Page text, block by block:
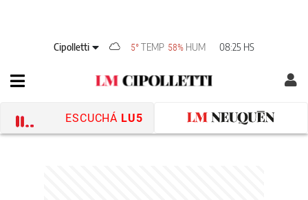
Cipolletti 5°TEMP 58% HUM 08:25 HS
ESCUCHÁ LU5